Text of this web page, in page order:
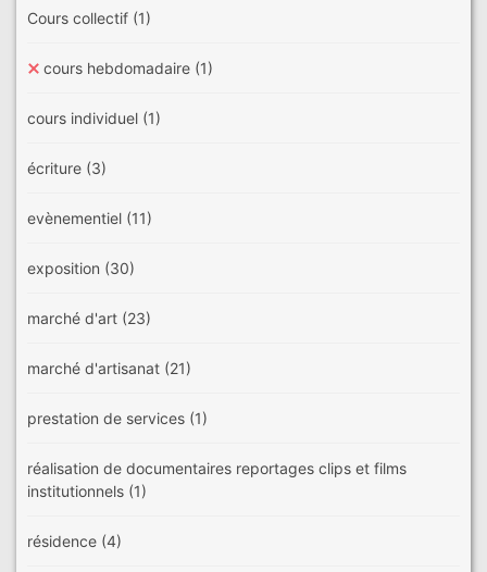
Cours collectif (1)
cours hebdomadaire (1)
cours individuel (1)
écriture (3)
evènementiel (11)
exposition (30)
marché d'art (23)
marché d'artisanat (21)
prestation de services (1)
réalisation de documentaires reportages clips et films
institutionnels (1)
résidence (4)